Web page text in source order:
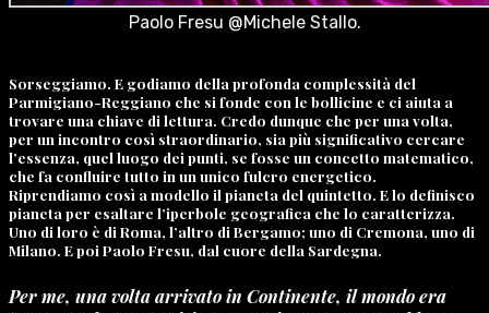
Paolo Fresu @Michele Stallo.
Sorseggiamo. E godiamo della profonda complessità del
Parmigiano-Reggiano che si fonde con le bollicine e ci aiuta a
trovare una chiave di lettura. Credo dunque che per una volta,
per un incontro così straordinario, sia più significativo cercare
l’essenza, quel luogo dei punti, se fosse un concetto matematico,
che fa confluire tutto in un unico fulcro energetico.
Riprendiamo così a modello il pianeta del quintetto. E lo definisco
pianeta per esaltare l’iperbole geografica che lo caratterizza.
Uno di loro è di Roma, l’altro di Bergamo; uno di Cremona, uno di
Milano. E poi Paolo Fresu, dal cuore della Sardegna.
Per me, una volta arrivato in Continente, il mondo era